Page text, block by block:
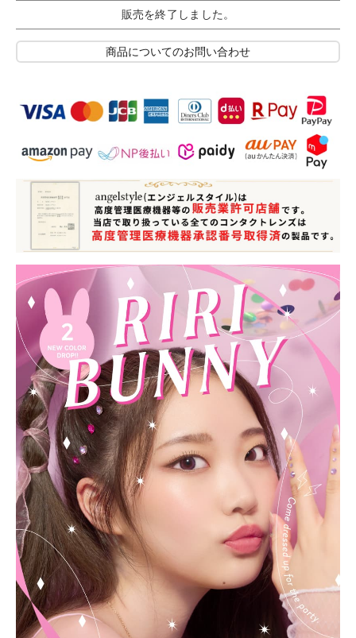
販売を終了しました。
商品についてのお問い合わせ